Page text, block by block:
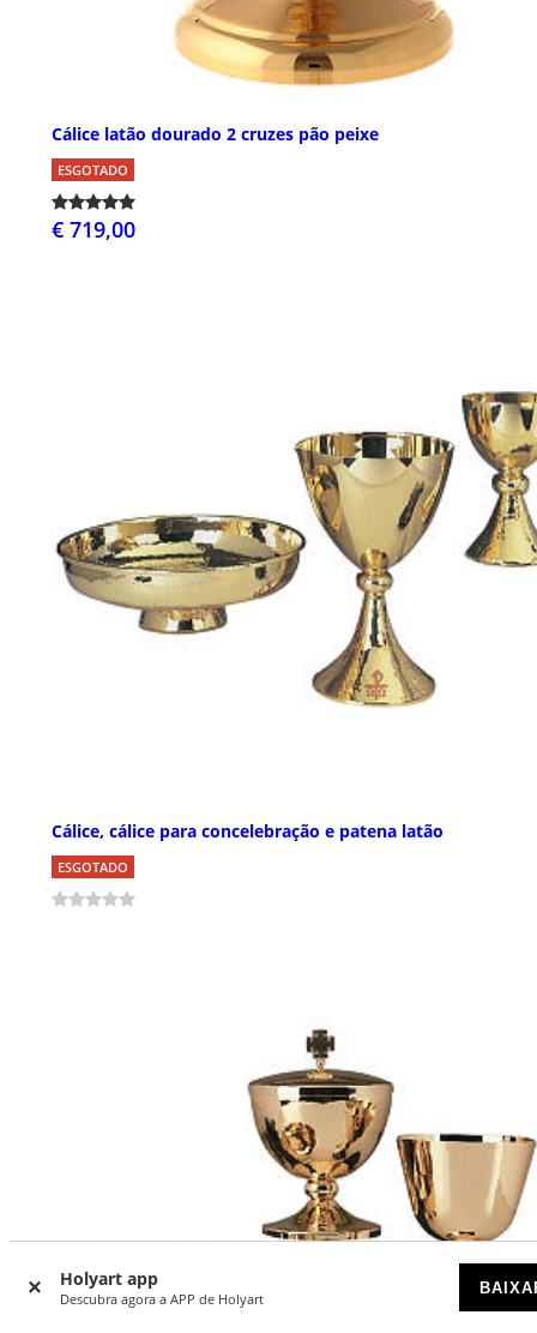
Holyart app
Descubra agora a APP de Holyart
Cálice latão dourado 2 cruzes pão peixe
ESGOTADO
€ 719,00
Cálice, cálice para concelebração e patena latão
ESGOTADO